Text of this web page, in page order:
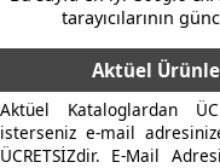
tarayıcılarının
Aktüel
Aktüel Kataloglardan
isterseniz e-mail
ÜCRETSİZdir. E-Mail